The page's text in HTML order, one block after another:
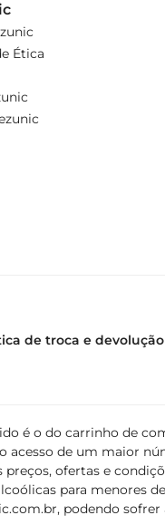
Ética
de troca e devolução
é o do carrinho de
acesso de um maior
ofertas e
para menores
, podendo sofrer